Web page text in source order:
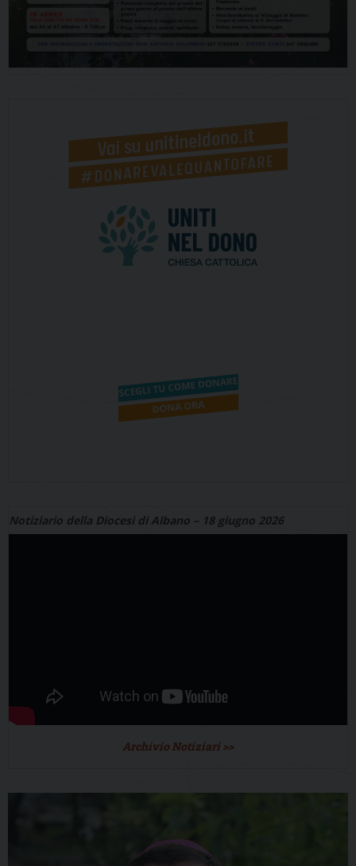
Notiziario della Diocesi di Albano – 18 giugno 2026
Archivio Notiziari >>